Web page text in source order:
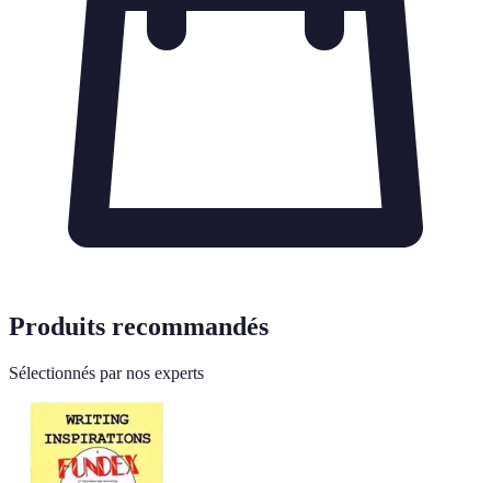
Produits recommandés
Sélectionnés par nos experts